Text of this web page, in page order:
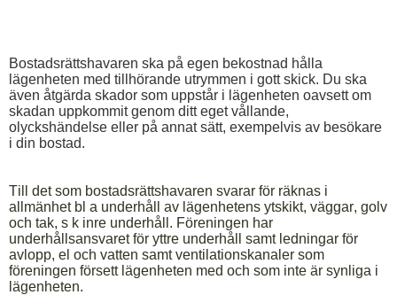
Bostadsrättshavaren ska på egen bekostnad hålla
lägenheten med tillhörande utrymmen i gott skick. Du ska
även åtgärda skador som uppstår i lägenheten oavsett om
skadan uppkommit genom ditt eget vållande,
olyckshändelse eller på annat sätt, exempelvis av besökare
i din bostad.
Till det som bostadsrättshavaren svarar för räknas i
allmänhet bl a underhåll av lägenhetens ytskikt, väggar, golv
och tak, s k inre underhåll. Föreningen har
underhållsansvaret för yttre underhåll samt ledningar för
avlopp, el och vatten samt ventilationskanaler som
föreningen försett lägenheten med och som inte är synliga i
lägenheten.